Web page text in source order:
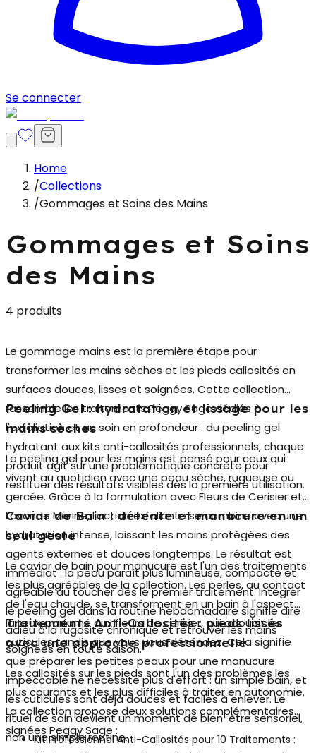
Se connecter
Home
/Collections
/Gommages et Soins des Mains
Gommages et Soins
des Mains
4 produits
Le gommage mains est la première étape pour
transformer les mains sèches et les pieds callosités en
surfaces douces, lisses et soignées. Cette collection
rassemble les traitements Peggy Sage dédiés à
l'exfoliation et au soin en profondeur : du peeling gel
hydratant aux kits anti-callosités professionnels, chaque
produit agit sur une problématique concrète pour
restituer des résultats visibles dès la première utilisation.
Peeling Gel : hydratation et lissage pour les
mains sèches
Le peeling gel pour les mains est pensé pour ceux qui
vivent au quotidien avec une peau sèche, rugueuse ou
gercée. Grâce à la formulation avec Fleurs de Cerisier et
Lavande Marine, l'action exfoliante se combine avec une
hydratation intense, laissant les mains protégées des
agents externes et douces longtemps. Le résultat est
immédiat : la peau paraît plus lumineuse, compacte et
agréable au toucher dès le premier traitement. Intégrer
le peeling gel dans la routine hebdomadaire signifie dire
adieu à la rugosité chronique et retrouver les mains
soignées en toute saison.
Caviar de Bain : détente et manucure en un
seul geste
Le caviar de bain pour manucure est l'un des traitements
les plus agréables de la collection. Les perles, au contact
de l'eau chaude, se transforment en un bain à l'aspect
laiteux, parfumé aux fleurs de cerisier, qui adoucit les
cuticules tandis que vous vous détendez. Cela signifie
que préparer les petites peaux pour une manucure
impeccable ne nécessite plus d'effort : un simple bain, et
les cuticules sont déjà douces et faciles à enlever. Le
rituel de soin devient un moment de bien-être sensoriel,
non une simple routine.
Traitements Anti-Callosités : pieds lissés
avec une approche professionnelle
Les callosités sur les pieds sont l'un des problèmes les
plus courants et les plus difficiles à traiter en autonomie.
La collection propose deux solutions complémentaires
signées Peggy Sage :
Kit Professionnel Anti-Callosités pour 10 Traitements :